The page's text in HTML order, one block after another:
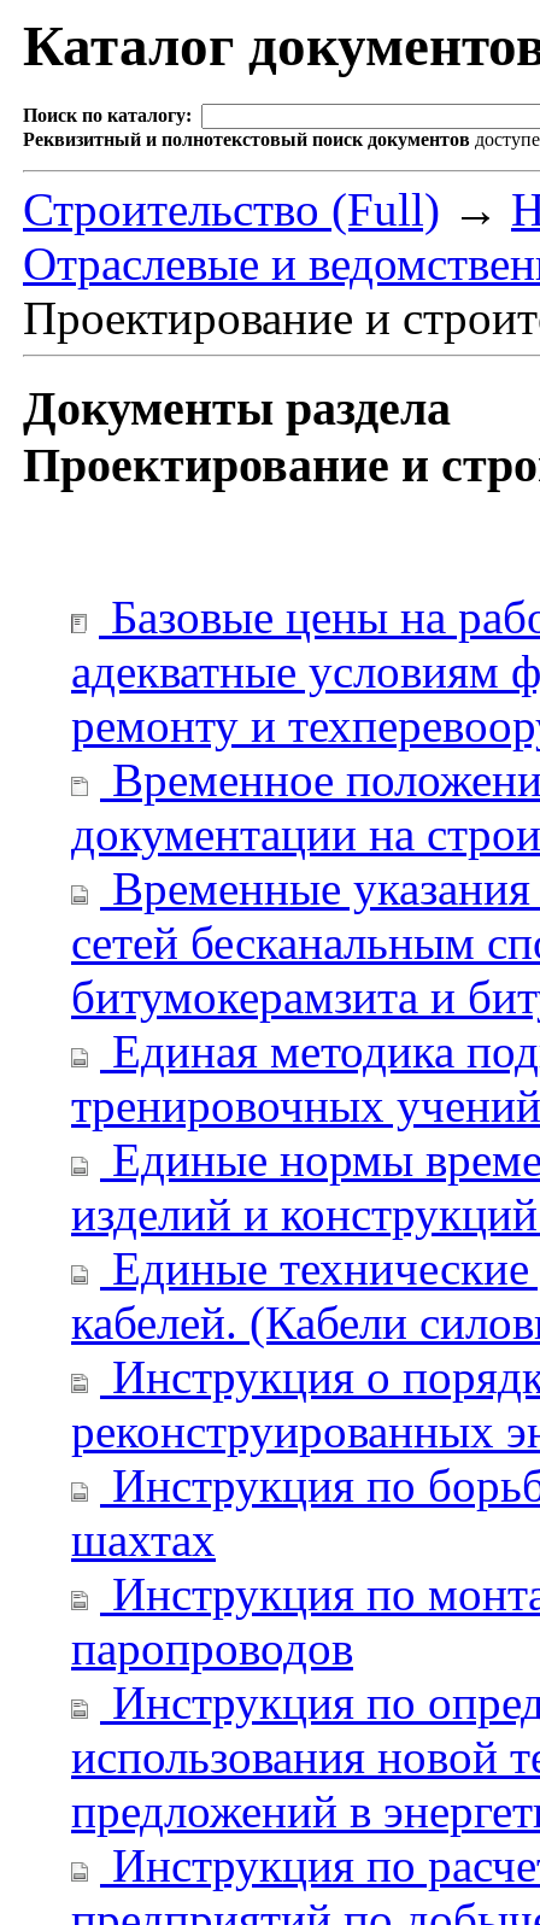
Каталог
Поиск по каталогу:
Реквизитный и полнотекстовый поиск документов
Строительство (Full) →
Отраслевые и
Проектирование и
Документы раздела
Проектирование и
Базовые цены на
адекватные условиям
ремонту и
Временное
документации на
Временные
сетей бесканальным
битумокерамзита и
Единая методика
тренировочных
Единые нормы
изделий и
Единые
кабелей. (Кабели
Инструкция о
реконструированных
Инструкция по
шахтах
Инструкция по
паропроводов
Инструкция по
использования новой
предложений в
Инструкция по